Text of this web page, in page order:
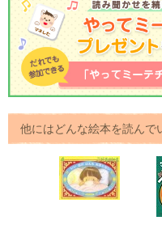
他にはどんな絵本を読んで